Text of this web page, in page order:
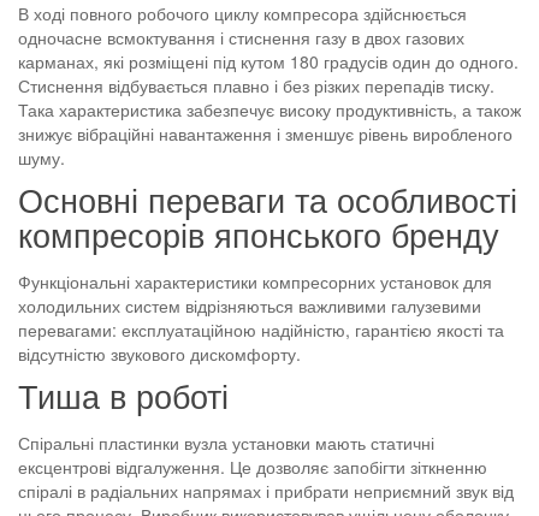
В ході повного робочого циклу компресора здійснюється
одночасне всмоктування і стиснення газу в двох газових
карманах, які розміщені під кутом 180 градусів один до одного.
Стиснення відбувається плавно і без різких перепадів тиску.
Така характеристика забезпечує високу продуктивність, а також
знижує вібраційні навантаження і зменшує рівень виробленого
шуму.
Основні переваги та особливості
компресорів японського бренду
Функціональні характеристики компресорних установок для
холодильних систем відрізняються важливими галузевими
перевагами: експлуатаційною надійністю, гарантією якості та
відсутністю звукового дискомфорту.
Тиша в роботі
Спіральні пластинки вузла установки мають статичні
ексцентрові відгалуження. Це дозволяє запобігти зіткненню
спіралі в радіальних напрямах і прибрати неприємний звук від